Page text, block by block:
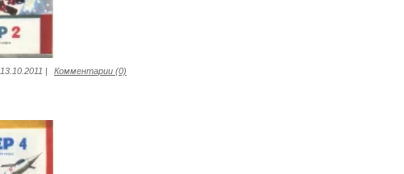
13.10.2011 Комментарии (0)